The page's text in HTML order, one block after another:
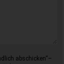
abschicken“–